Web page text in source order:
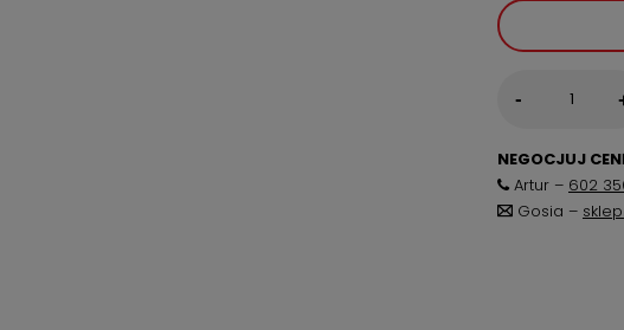
-
NEGOCJUJ
Artur – 602
Gosia –